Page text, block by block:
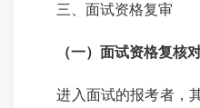
三、面试资格复审
（一） 面试资格复核
进入面试的报考者，其